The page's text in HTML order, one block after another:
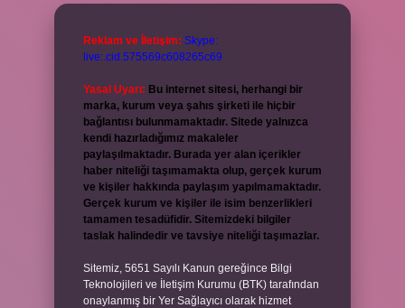
Reklam ve İletişim: Skype:
live:.cid.575569c608265c69
Yasal Uyarı: Bu internet sitesi, herhangi bir
marka, kurum veya şahıs şirketi ile hiçbir
bağlantısı bulunmamaktadır. Sitede yalnızca
kendi hazırladığımız makaleler
paylaşılmaktadır. Burada yer alan içerikler
haber niteliği taşımamakta olup, gerçek kurum
ve kişiler hakkında paylaşım yapılmamaktadır.
Gerçek kurum ve kişiler ile isim benzerlikleri
tamamen tesadüfidir. Sitemizdeki bilgiler
taslak halindedir ve tavsiye niteliği taşımazlar.
Sitemiz, 5651 Sayılı Kanun gereğince Bilgi
Teknolojileri ve İletişim Kurumu (BTK) tarafından
onaylanmış bir Yer Sağlayıcı olarak hizmet